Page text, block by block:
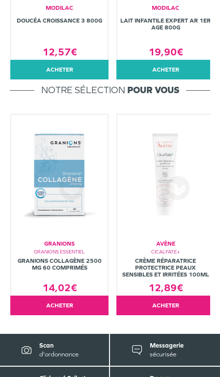
MODILAC
DOUCÉA CROISSANCE 3 800G
12,57€
ACHETER
MODILAC
LAIT INFANTILE EXPERT AR 1ER
AGE 800G
19,90€
ACHETER
NOTRE SÉLECTION POUR VOUS
GRANIONS
GRANIONS ESSENTIEL
GRANIONS COLLAGÈNE 2500
MG 60 COMPRIMÉS
14,02€
ACHETER
AVÈNE
CICALFATE+
CRÈME RÉPARATRICE
PROTECTRICE PEAUX
SENSIBLES ET IRRITÉES 100ML
12,89€
ACHETER
Scan
d'ordonnance
Messagerie
sécurisée